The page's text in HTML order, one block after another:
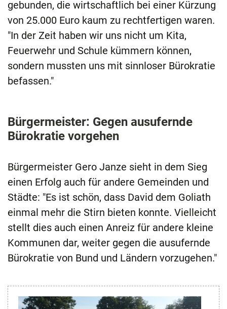
gebunden, die wirtschaftlich bei einer Kürzung
von 25.000 Euro kaum zu rechtfertigen waren.
"In der Zeit haben wir uns nicht um Kita,
Feuerwehr und Schule kümmern können,
sondern mussten uns mit sinnloser Bürokratie
befassen."
Bürgermeister: Gegen ausufernde
Bürokratie vorgehen
Bürgermeister Gero Janze sieht in dem Sieg
einen Erfolg auch für andere Gemeinden und
Städte: "Es ist schön, dass David dem Goliath
einmal mehr die Stirn bieten konnte. Vielleicht
stellt dies auch einen Anreiz für andere kleine
Kommunen dar, weiter gegen die ausufernde
Bürokratie von Bund und Ländern vorzugehen."